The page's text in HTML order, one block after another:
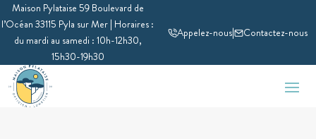
Maison Pylataise 59 Boulevard de
l’Océan 33115 Pyla sur Mer | Horaires :
du mardi au samedi : 10h-12h30,
15h30-19h30
Appelez-nous| Contactez-nous